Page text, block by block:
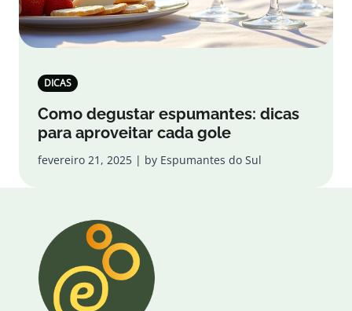
DICAS
Como degustar espumantes: dicas
para aproveitar cada gole
fevereiro 21, 2025 | by Espumantes do Sul